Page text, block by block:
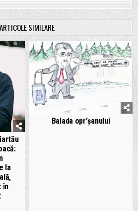
ARTICOLE SIMILARE
la
în
Balada opr’șanului